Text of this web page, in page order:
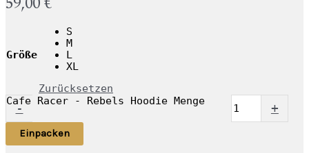
Größe
S
M
L
XL
Zurücksetzen
-
Cafe Racer - Rebels Hoodie Menge
+
Einpacken